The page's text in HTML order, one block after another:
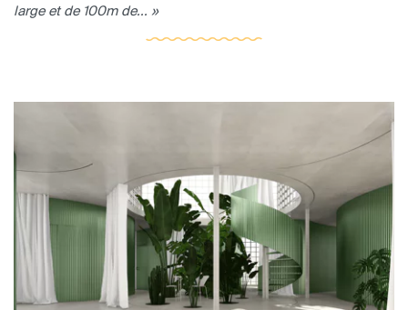
large et de 100m de... »